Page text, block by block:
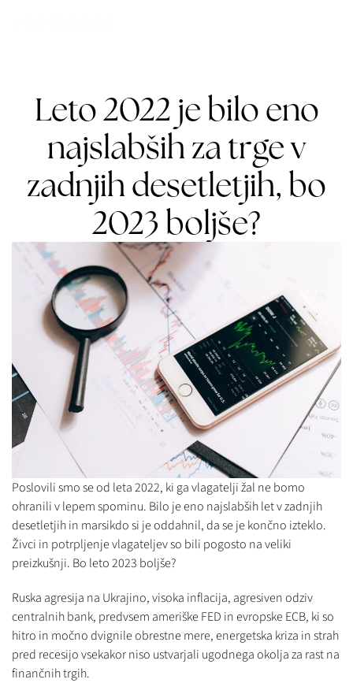
Leto 2022 je bilo eno
najslabših za trge v
zadnjih desetletjih, bo
2023 boljše?
Poslovili smo se od leta 2022, ki ga vlagatelji žal ne bomo
ohranili v lepem spominu. Bilo je eno najslabših let v zadnjih
desetletjih in marsikdo si je oddahnil, da se je končno izteklo.
Živci in potrpljenje vlagateljev so bili pogosto na veliki
preizkušnji. Bo leto 2023 boljše?
Ruska agresija na Ukrajino, visoka inflacija, agresiven odziv
centralnih bank, predvsem ameriške FED in evropske ECB, ki so
hitro in močno dvignile obrestne mere, energetska kriza in strah
pred recesijo vsekakor niso ustvarjali ugodnega okolja za rast na
finančnih trgih.